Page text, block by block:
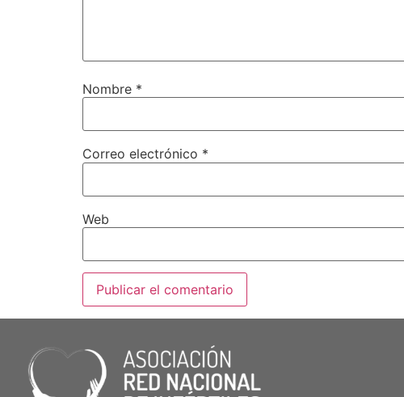
Nombre *
Correo electrónico *
Web